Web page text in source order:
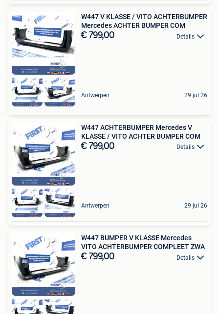
W447 V KLASSE / VITO ACHTERBUMPER
Mercedes ACHTER BUMPER COM
€ 799,00 Details
Antwerpen 29 jul 26
W447 ACHTERBUMPER Mercedes V
KLASSE / VITO ACHTER BUMPER COM
€ 799,00 Details
Antwerpen 29 jul 26
W447 BUMPER V KLASSE Mercedes
VITO ACHTERBUMPER COMPLEET ZWA
€ 799,00 Details